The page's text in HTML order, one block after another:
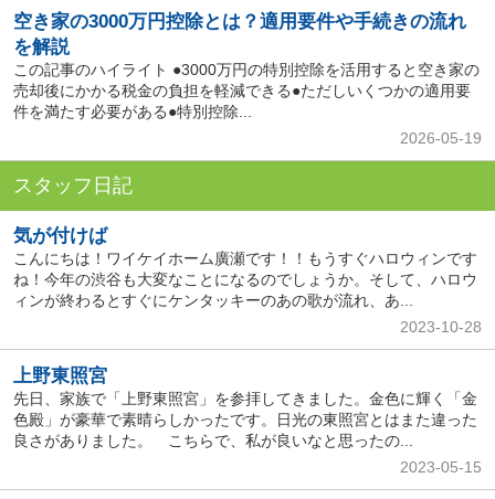
空き家の3000万円控除とは？適用要件や手続きの流れ
を解説
この記事のハイライト ●3000万円の特別控除を活用すると空き家の
売却後にかかる税金の負担を軽減できる●ただしいくつかの適用要
件を満たす必要がある●特別控除...
2026-05-19
スタッフ日記
気が付けば
こんにちは！ワイケイホーム廣瀬です！！もうすぐハロウィンです
ね！今年の渋谷も大変なことになるのでしょうか。そして、ハロウ
ィンが終わるとすぐにケンタッキーのあの歌が流れ、あ...
2023-10-28
上野東照宮
先日、家族で「上野東照宮」を参拝してきました。金色に輝く「金
色殿」が豪華で素晴らしかったです。日光の東照宮とはまた違った
良さがありました。 こちらで、私が良いなと思ったの...
2023-05-15